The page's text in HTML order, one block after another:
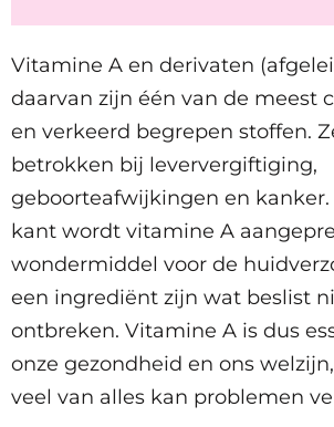
Vitamine A en derivaten
daarvan zijn één van de meest
en verkeerd begrepen stoffen.
betrokken bij leververgiftiging,
geboorteafwijkingen en kanker.
kant wordt vitamine A
wondermiddel voor de
een ingrediënt zijn wat beslist
ontbreken. Vitamine A is dus
onze gezondheid en ons
veel van alles kan problemen